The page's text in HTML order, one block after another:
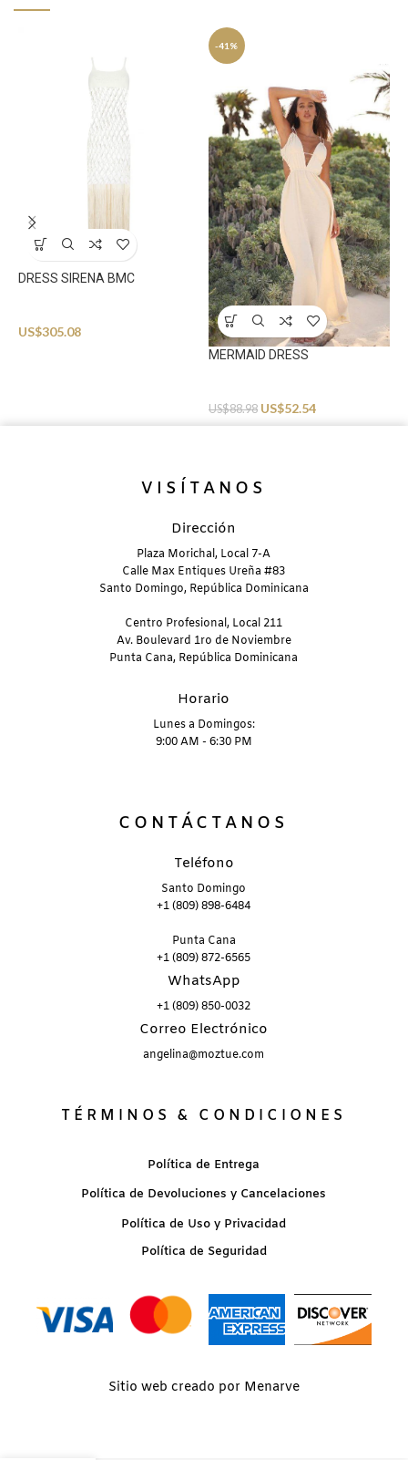
DRESS SIRENA BMC
US$305.08
-41%
MERMAID DRESS
US$88.98 US$52.54
VISÍTANOS
Dirección
Plaza Morichal, Local 7-A
Calle Max Entiques Ureña #83
Santo Domingo, República Dominicana
Centro Profesional, Local 211
Av. Boulevard 1ro de Noviembre
Punta Cana, República Dominicana
Horario
Lunes a Domingos:
9:00 AM - 6:30 PM
CONTÁCTANOS
Teléfono
Santo Domingo
+1 (809) 898-6484
Punta Cana
+1 (809) 872-6565
WhatsApp
+1 (809) 850-0032
Correo Electrónico
angelina@moztue.com
TÉRMINOS & CONDICIONES
Política de Entrega
Política de Devoluciones y Cancelaciones
Política de Uso y Privacidad
Política de Seguridad
Sitio web creado por Menarve